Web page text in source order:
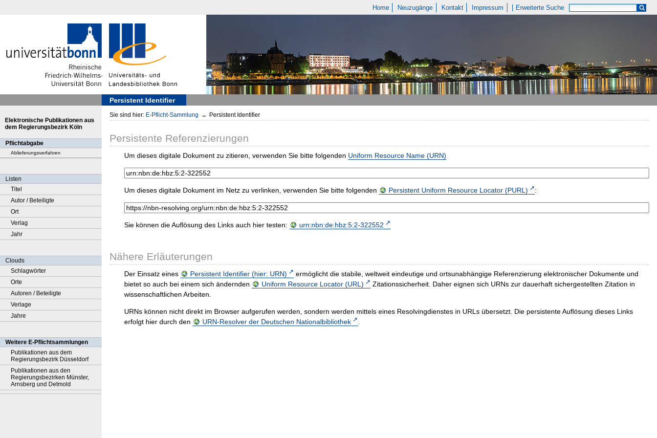
Home Neuzugänge Kontakt Impressum Erweiterte Suche
Persistent Identifier
Elektronische Publikationen aus
dem Regierungsbezirk Köln
Pflichtabgabe
Ablieferungsverfahren
Listen
Titel
Autor / Beteiligte
Ort
Verlag
Jahr
Clouds
Schlagwörter
Orte
Autoren / Beteiligte
Verlage
Jahre
Weitere E-Pflichtsammlungen
Publikationen aus dem
Regierungsbezirk Düsseldorf
Publikationen aus den
Regierungsbezirken Münster,
Arnsberg und Detmold
Sie sind hier: E-Pflicht-Sammlung → Persistent Identifier
Persistente Referenzierungen
Um dieses digitale Dokument zu zitieren, verwenden Sie bitte folgenden Uniform Resource Name (URN)
Um dieses digitale Dokument im Netz zu verlinken, verwenden Sie bitte folgenden Persistent Uniform Resource Locator (PURL) :
Sie können die Auflösung des Links auch hier testen: urn:nbn:de:hbz:5:2-322552
Nähere Erläuterungen
Der Einsatz eines Persistent Identifier (hier: URN)
ermöglicht die stabile, weltweit eindeutige und ortsunabhängige Referenzierung elektronischer Dokumente und
bietet so auch bei einem sich ändernden
Uniform Resource Locator (URL)
Zitationssicherheit. Daher eignen sich URNs zur dauerhaft sichergestellten Zitation in
wissenschaftlichen Arbeiten.
URNs können nicht direkt im Browser aufgerufen werden, sondern werden mittels eines Resolvingdienstes in URLs übersetzt. Die persistente Auflösung dieses Links
erfolgt hier durch den
URN-Resolver der Deutschen Nationalbibliothek .